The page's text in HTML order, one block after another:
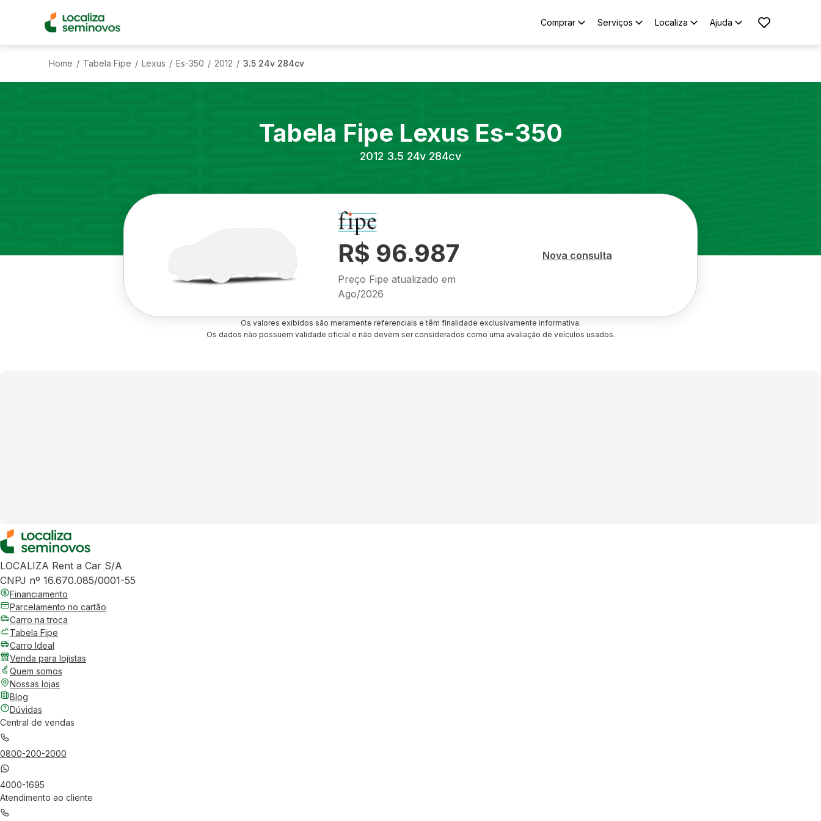
Comprar Serviços Localiza Ajuda
Home / Tabela Fipe / Lexus / Es-350 / 2012 / 3.5 24v 284cv
Tabela Fipe Lexus Es-350
2012 3.5 24v 284cv
R$ 96.987
Preço Fipe atualizado em
Ago/2026
Nova consulta
Os valores exibidos são meramente referenciais e têm finalidade exclusivamente informativa.
Os dados não possuem validade oficial e não devem ser considerados como uma avaliação de veículos usados.
LOCALIZA Rent a Car S/A
CNPJ nº 16.670.085/0001-55
Financiamento
Parcelamento no cartão
Carro na troca
Tabela Fipe
Carro Ideal
Venda para lojistas
Quem somos
Nossas lojas
Blog
Dúvidas
Central de vendas
0800-200-2000
4000-1695
Atendimento ao cliente